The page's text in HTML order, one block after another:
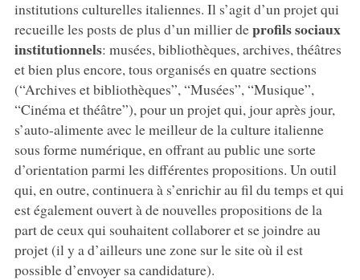
institutions culturelles italiennes. Il s’agit d’un projet qui
recueille les posts de plus d’un millier deprofils sociaux
institutionnels: musées, bibliothèques, archives, théâtres
et bien plus encore, tous organisés en quatre sections
(“Archives et bibliothèques”, “Musées”, “Musique”,
“Cinéma et théâtre”), pour un projet qui, jour après jour,
s’auto-alimente avec le meilleur de la culture italienne
sous forme numérique, en offrant au public une sorte
d’orientation parmi les différentes propositions. Un outil
qui, en outre, continuera à s’enrichir au fil du temps et qui
est également ouvert à de nouvelles propositions de la
part de ceux qui souhaitent collaborer et se joindre au
projet (il y a d’ailleurs une zone sur le site où il est
possible d’envoyer sa candidature).